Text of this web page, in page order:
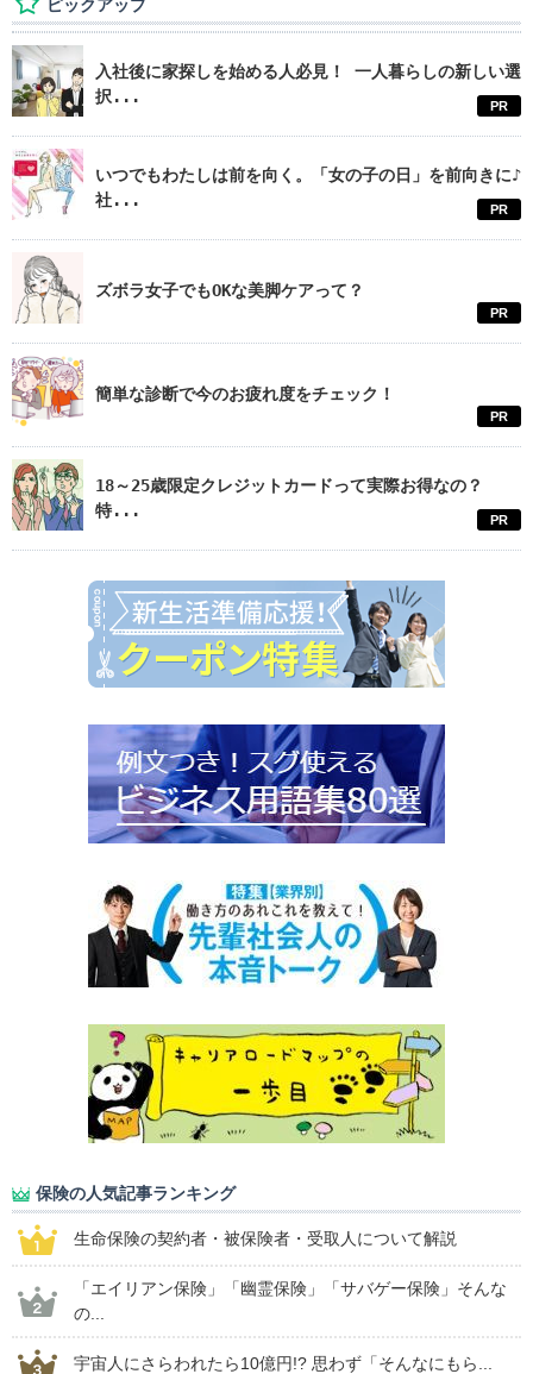
ピックアップ
入社後に家探しを始める人必見！ 一人暮らしの新しい選
択...
PR
いつでもわたしは前を向く。「女の子の日」を前向きに♪
社...
PR
ズボラ女子でもOKな美脚ケアって？
PR
簡単な診断で今のお疲れ度をチェック！
PR
18～25歳限定クレジットカードって実際お得なの？
特...
PR
保険の人気記事ランキング
生命保険の契約者・被保険者・受取人について解説
「エイリアン保険」「幽霊保険」「サバゲー保険」そんな
の...
宇宙人にさらわれたら10億円!? 思わず「そんなにもら...